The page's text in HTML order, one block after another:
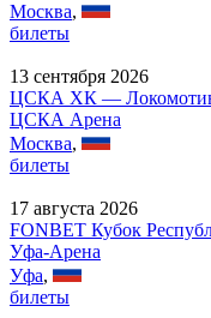
Москва,
билеты
13 сентября 2026
ЦСКА ХК — Локомотив
ЦСКА Арена
Москва,
билеты
17 августа 2026
FONBET Кубок
Уфа-Арена
Уфа,
билеты